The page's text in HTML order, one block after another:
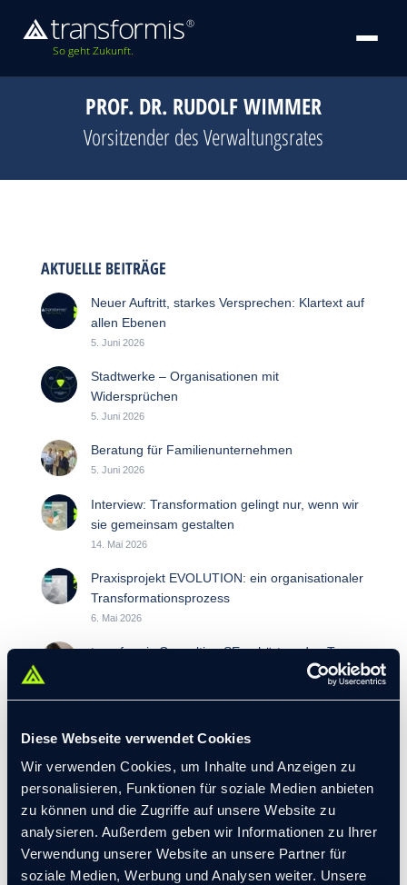
Diese Webseite verwendet Cookies
Wir verwenden Cookies, um Inhalte und Anzeigen zu
personalisieren, Funktionen für soziale Medien anbieten
zu können und die Zugriffe auf unsere Website zu
analysieren. Außerdem geben wir Informationen zu Ihrer
Verwendung unserer Website an unsere Partner für
soziale Medien, Werbung und Analysen weiter. Unsere
So geht Zukunft.
PROF. DR. RUDOLF WIMMER
Vorsitzender des Verwaltungsrates
AKTUELLE BEITRÄGE
Neuer Auftritt, starkes Versprechen: Klartext auf
allen Ebenen
5. Juni 2026
Stadtwerke – Organisationen mit
Widersprüchen
5. Juni 2026
Beratung für Familienunternehmen
5. Juni 2026
Interview: Transformation gelingt nur, wenn wir
sie gemeinsam gestalten
14. Mai 2026
Praxisprojekt EVOLUTION: ein organisationaler
Transformationsprozess
6. Mai 2026
transformis Consulting SE gehört zu den Top
Rated Arbeitgebern für Familienfreundlichkeit.
Neuausrichtung
12. September 2025
Künstliche Intelligenz strategisch einsetzen
29. Juli 2025
transformis setzt auf Kira Rempel als neue HR
Business Partnerin